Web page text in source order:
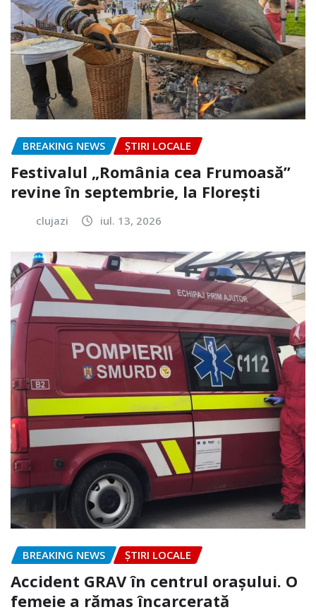
BREAKING NEWS ȘTIRI LOCALE
Festivalul „România cea Frumoasă”
revine în septembrie, la Florești
clujazi iul. 13, 2026
BREAKING NEWS ȘTIRI LOCALE
Accident GRAV în centrul orașului. O
femeie a rămas încarcerată